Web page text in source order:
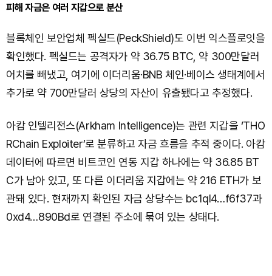
피해 자금은 여러 지갑으로 분산
블록체인 보안업체 펙실드(PeckShield)도 이번 익스플로잇을
확인했다. 펙실드는 공격자가 약 36.75 BTC, 약 300만달러
어치를 빼냈고, 여기에 이더리움·BNB 체인·베이스 생태계에서
추가로 약 700만달러 상당의 자산이 유출됐다고 추정했다.
아캄 인텔리전스(Arkham Intelligence)는 관련 지갑을 ‘THO
RChain Exploiter’로 분류하고 자금 흐름을 추적 중이다. 아캄
데이터에 따르면 비트코인 연동 지갑 하나에는 약 36.85 BT
C가 남아 있고, 또 다른 이더리움 지갑에는 약 216 ETH가 보
관돼 있다. 현재까지 확인된 자금 상당수는 bc1ql4…f6f37과
0xd4…890Bd로 연결된 주소에 묶여 있는 상태다.